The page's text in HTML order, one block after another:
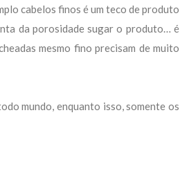
cabelos finos é um teco de produto
da porosidade sugar o produto… é
mesmo fino precisam de muito
mundo, enquanto isso, somente os